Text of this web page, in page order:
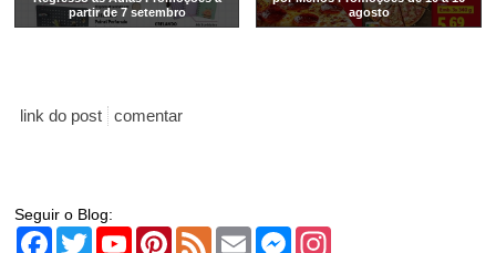
partir de 7 setembro
agosto
link do post comentar
Seguir o Blog:
Facebook
TwitterYouTubePinterest
Feed Email Messenger